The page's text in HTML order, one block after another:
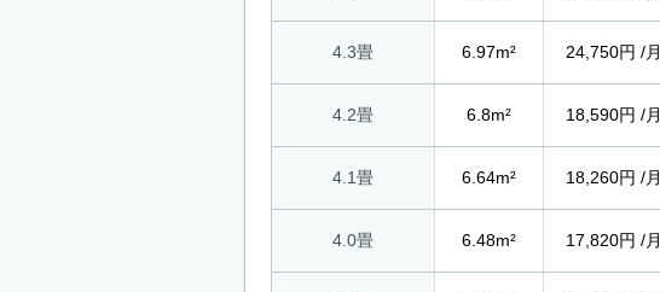
4.3畳 6.97m² 24,750円 /月
4.2畳 6.8m² 18,590円 /月
4.1畳 6.64m² 18,260円 /月
4.0畳 6.48m² 17,820円 /月